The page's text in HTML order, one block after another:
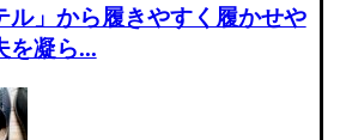
ル」から履きやすく履かせや
を凝ら...